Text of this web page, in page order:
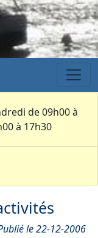
de 09h00 à
à 17h30
le 22-12-2006